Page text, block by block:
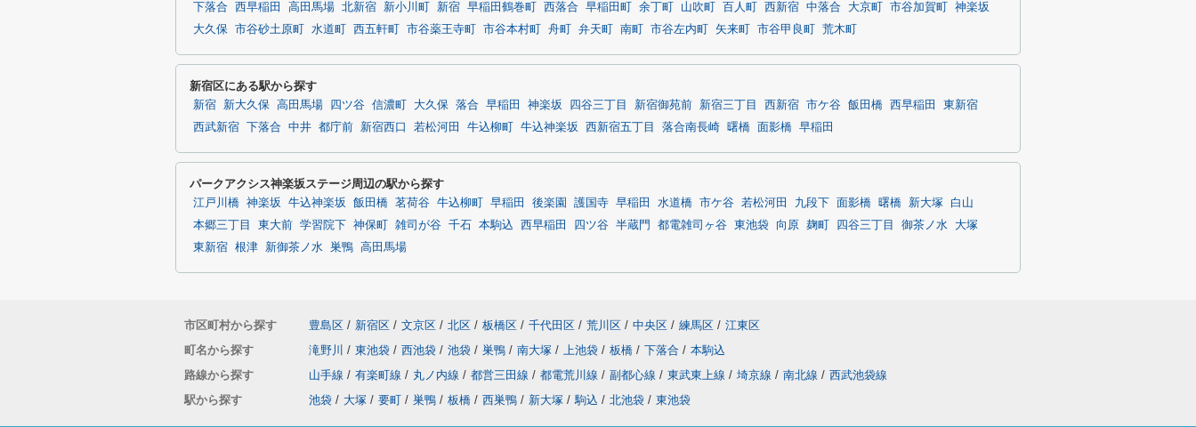
下落合 西早稲田 高田馬場 北新宿 新小川町 新宿 早稲田鶴巻町 西落合 早稲田町 余丁町 山吹町 百人町 西新宿 中落合 大京町 市谷加賀町
神楽坂
大久保 市谷砂土原町 水道町 西五軒町 市谷薬王寺町 市谷本村町 舟町 弁天町 南町 市谷左内町 矢来町 市谷甲良町 荒木町
新宿区にある駅から探す
新宿 新大久保 高田馬場 四ツ谷 信濃町 大久保 落合 早稲田 神楽坂 四谷三丁目 新宿御苑前 新宿三丁目 西新宿 市ケ谷 飯田橋 西早稲田
東新宿
西武新宿
下落合 中井 都庁前 新宿西口 若松河田 牛込柳町 牛込神楽坂 西新宿五丁目 落合南長崎 曙橋 面影橋 早稲田
パークアクシス神楽坂ステージ周辺の駅から探す
江戸川橋 神楽坂 牛込神楽坂 飯田橋 茗荷谷 牛込柳町 早稲田 後楽園 護国寺 早稲田 水道橋 市ケ谷 若松河田 九段下 面影橋 曙橋 新大塚
白山
本郷三丁目
東大前 学習院下 神保町 雑司が谷 千石 本駒込 西早稲田 四ツ谷 半蔵門 都電雑司ヶ谷 東池袋 向原 麹町 四谷三丁目 御茶ノ水
大塚
東新宿 根津 新御茶ノ水 巣鴨 高田馬場
市区町村から探す 豊島区 / 新宿区 / 文京区 / 北区 / 板橋区 / 千代田区 / 荒川区 / 中央区 / 練馬区 / 江東区
町名から探す
滝野川 / 東池袋 / 西池袋 / 池袋 / 巣鴨 / 南大塚 / 上池袋 / 板橋 / 下落合 / 本駒込
路線から探す
山手線 / 有楽町線 / 丸ノ内線 / 都営三田線 / 都電荒川線 / 副都心線 / 東武東上線 / 埼京線 / 南北線 / 西武池袋線
駅から探す
池袋 / 大塚 / 要町 / 巣鴨 / 板橋 / 西巣鴨 / 新大塚 / 駒込 / 北池袋 / 東池袋